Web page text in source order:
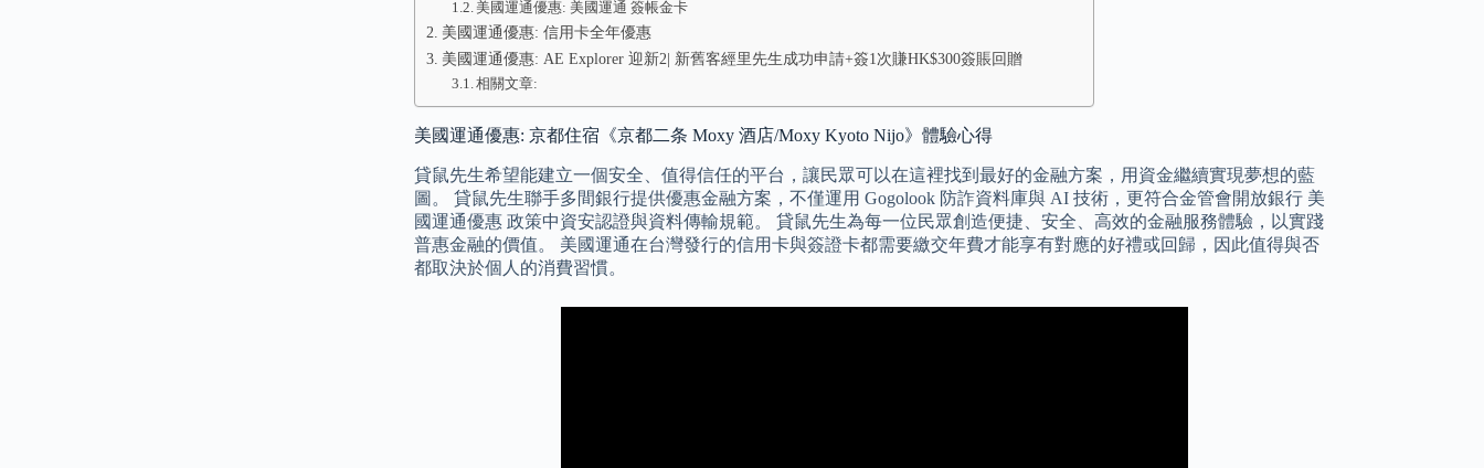
美國運通優惠: 美國運通 簽帳金卡
美國運通優惠: 信用卡全年優惠
美國運通優惠: AE Explorer 迎新2| 新舊客經里先生成功申請+簽1次賺HK$300簽賬回贈
相關文章:
美國運通優惠: 京都住宿《京都二条 Moxy 酒店/Moxy Kyoto Nijo》體驗心得
貸鼠先生希望能建立一個安全、值得信任的平台，讓民眾可以在這裡找到最好的金融方案，用資金繼續實現夢想的藍
圖。 貸鼠先生聯手多間銀行提供優惠金融方案，不僅運用 Gogolook 防詐資料庫與 AI 技術，更符合金管會開放銀行 美
國運通優惠 政策中資安認證與資料傳輸規範。 貸鼠先生為每一位民眾創造便捷、安全、高效的金融服務體驗，以實踐
普惠金融的價值。 美國運通在台灣發行的信用卡與簽證卡都需要繳交年費才能享有對應的好禮或回歸，因此值得與否
都取決於個人的消費習慣。